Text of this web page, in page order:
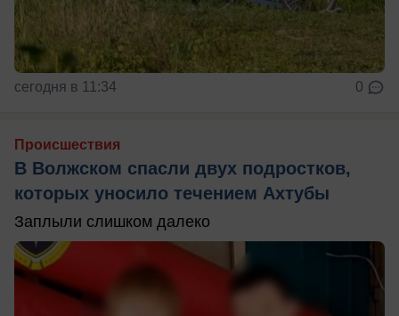
сегодня в 11:34 0
Происшествия
В Волжском спасли двух подростков,
которых уносило течением Ахтубы
Заплыли слишком далеко